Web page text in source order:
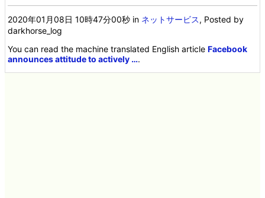
2020年01月08日 10時47分00秒 in ネットサービス, Posted by
darkhorse_log
You can read the machine translated English articleFacebook
announces attitude to actively ….